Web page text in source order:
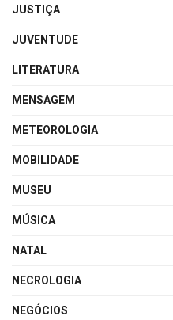
JUSTIÇA
JUVENTUDE
LITERATURA
MENSAGEM
METEOROLOGIA
MOBILIDADE
MUSEU
MÚSICA
NATAL
NECROLOGIA
NEGÓCIOS